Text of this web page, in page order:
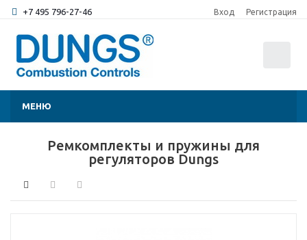
+7 495 796-27-46 Вход Регистрация
МЕНЮ
Ремкомплекты и пружины для
регуляторов Dungs